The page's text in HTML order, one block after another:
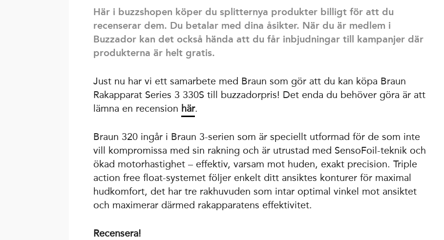
Här i buzzshopen köper du splitternya produkter billigt för att du
recenserar dem. Du betalar med dina åsikter. När du är medlem i
Buzzador kan det också hända att du får inbjudningar till kampanjer där
produkterna är helt gratis.
Just nu har vi ett samarbete med Braun som gör att du kan köpa Braun
Rakapparat Series 3 330S till buzzadorpris! Det enda du behöver göra är att
lämna en recension här.
Braun 320 ingår i Braun 3-serien som är speciellt utformad för de som inte
vill kompromissa med sin rakning och är utrustad med SensoFoil-teknik och
ökad motorhastighet – effektiv, varsam mot huden, exakt precision. Triple
action free float-systemet följer enkelt ditt ansiktes konturer för maximal
hudkomfort, det har tre rakhuvuden som intar optimal vinkel mot ansiktet
och maximerar därmed rakapparatens effektivitet.
Recensera!